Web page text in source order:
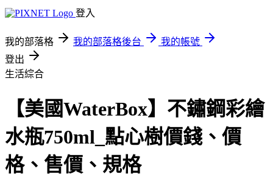
登入
我的部落格 我的部落格後台
我的帳號
登出
生活綜合
【美國WaterBox】不鏽鋼彩繪
水瓶750ml_點心樹價錢、價
格、售價、規格